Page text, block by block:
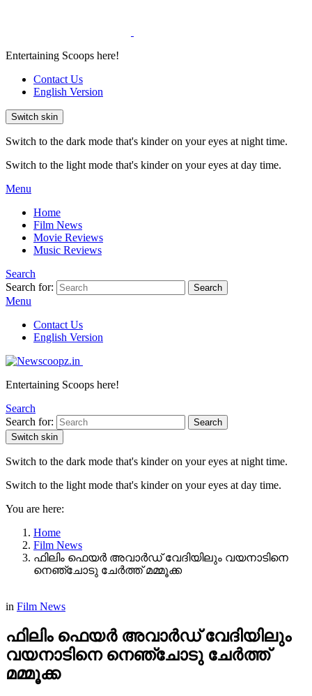
Entertaining Scoops here!
Contact Us
English Version
Switch skin
Switch to the dark mode that's kinder on your eyes at night time.
Switch to the light mode that's kinder on your eyes at day time.
Menu
Home
Film News
Movie Reviews
Music Reviews
Search
Search for:
Search
Menu
Contact Us
English Version
Entertaining Scoops here!
Search
Search for:
Search
Switch skin
Switch to the dark mode that's kinder on your eyes at night time.
Switch to the light mode that's kinder on your eyes at day time.
You are here:
Home
Film News
ഫിലിം ഫെയർ അവാർഡ് വേദിയിലും വയനാടിനെ
നെഞ്ചോടു ചേർത്ത് മമ്മൂക്ക
in Film News
ഫിലിം ഫെയർ അവാർഡ് വേദിയിലും
വയനാടിനെ നെഞ്ചോടു ചേർത്ത്
മമ്മൂക്ക